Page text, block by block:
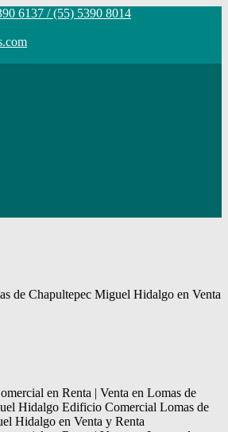
6137 / (55) 5390 8014
de Chapultepec Miguel Hidalgo en Venta